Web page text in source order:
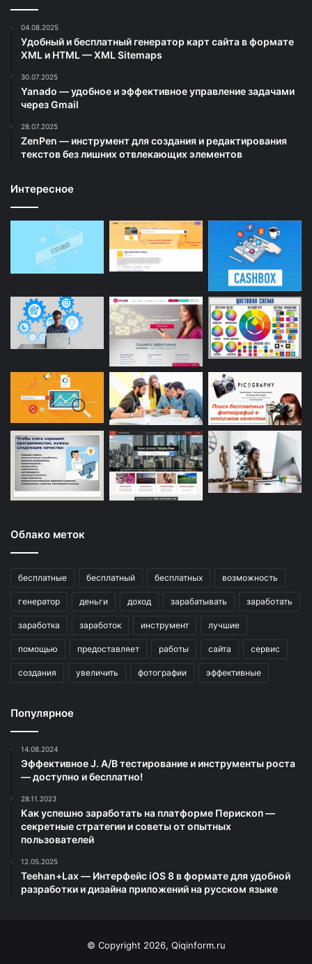
04.08.2025
Удобный и бесплатный генератор карт сайта в формате
XML и HTML — XML Sitemaps
30.07.2025
Yanado — удобное и эффективное управление задачами
через Gmail
28.07.2025
ZenPen — инструмент для создания и редактирования
текстов без лишних отвлекающих элементов
Интересное
Облако меток
бесплатные бесплатный бесплатных возможность
генератор деньги доход зарабатывать заработать
заработка заработок инструмент лучшие
помощью предоставляет работы сайта сервис
создания увеличить фотографии эффективные
Популярное
14.08.2024
Эффективное J. A/B тестирование и инструменты роста
— доступно и бесплатно!
28.11.2023
Как успешно заработать на платформе Перископ —
секретные стратегии и советы от опытных
пользователей
12.05.2025
Teehan+Lax — Интерфейс iOS 8 в формате для удобной
разработки и дизайна приложений на русском языке
© Copyright 2026, Qiqinform.ru